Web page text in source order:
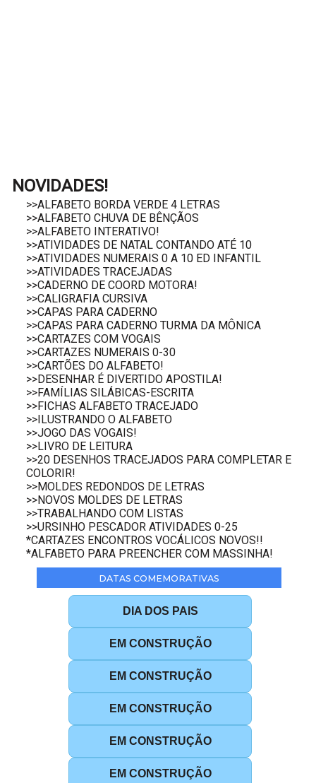
NOVIDADES!
>>ALFABETO BORDA VERDE 4 LETRAS
>>ALFABETO CHUVA DE BÊNÇÃOS
>>ALFABETO INTERATIVO!
>>ATIVIDADES DE NATAL CONTANDO ATÉ 10
>>ATIVIDADES NUMERAIS 0 A 10 ED INFANTIL
>>ATIVIDADES TRACEJADAS
>>CADERNO DE COORD MOTORA!
>>CALIGRAFIA CURSIVA
>>CAPAS PARA CADERNO
>>CAPAS PARA CADERNO TURMA DA MÔNICA
>>CARTAZES COM VOGAIS
>>CARTAZES NUMERAIS 0-30
>>CARTÕES DO ALFABETO!
>>DESENHAR É DIVERTIDO APOSTILA!
>>FAMÍLIAS SILÁBICAS-ESCRITA
>>FICHAS ALFABETO TRACEJADO
>>ILUSTRANDO O ALFABETO
>>JOGO DAS VOGAIS!
>>LIVRO DE LEITURA
>>20 DESENHOS TRACEJADOS PARA COMPLETAR E
COLORIR!
>>MOLDES REDONDOS DE LETRAS
>>NOVOS MOLDES DE LETRAS
>>TRABALHANDO COM LISTAS
>>URSINHO PESCADOR ATIVIDADES 0-25
*CARTAZES ENCONTROS VOCÁLICOS NOVOS!!
*ALFABETO PARA PREENCHER COM MASSINHA!
DATAS COMEMORATIVAS
DIA DOS PAIS
EM CONSTRUÇÃO
EM CONSTRUÇÃO
EM CONSTRUÇÃO
EM CONSTRUÇÃO
EM CONSTRUÇÃO